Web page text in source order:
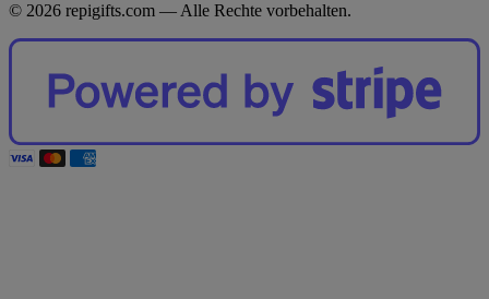
© 2026 repigifts.com — Alle Rechte vorbehalten.